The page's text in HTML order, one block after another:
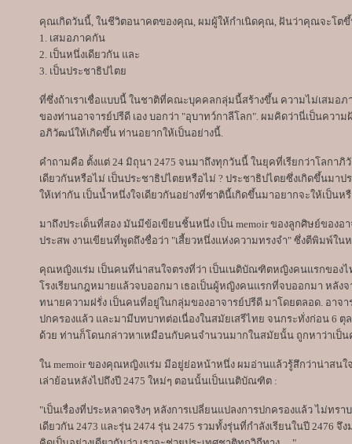
คุณเกิดวันนี้, ในชีวิตอนาคตของคุณ, ผมผู้ให้กำเนิดคุณ, ฝันว่าคุณจะโต
1. เสมอภาคกัน
2. เป็นหนึ่งเดียวกัน และ
3. เป็นประชาธิปไตย
ที่ซึ่งถ้าเราเชื่อแบบนี้ ในชาติที่คณะบุคคลกลุ่มนี้สร้างขึ้น ความไม่เสมอภ
ของท่านอาจารย์ปรีดี เอง บอกว่า "อุบาทว์กาลีโลก". ผมคิดว่านี่เป็นควา
อภิวัฒน์ให้เกิดขึ้น ท่านอยากให้เป็นอย่างนี้.
คำถามคือ ตั้งแต่ 24 มิถุนา 2475 จนมาถึงทุกวันนี้ ในยุคที่เรียกว่าโลกาภิ
เดียวกันหรือไม่ เป็นประชาธิปไตยหรือไม่ ? ประชาธิปไตยซึ่งเกิดขึ้นมา
ให้เท่ากัน เป็นน้ำหนึ่งใจเดียวกันอย่างที่ชาตินี้เกิดขึ้นมาอยากจะให้เป็นหรื
มาถึงประเด็นที่สอง มันมีข้อเขียนชิ้นหนึ่ง เป็น memoir ของลูกศิษย์ขอ
ประสพ งานเขียนที่พูดถึงชื่อว่า "เสี้ยวหนึ่งแห่งความทรงจำ" ซึ่งตีพิมพ์ใน
คุณหญิงแร่ม เป็นคนที่น่าสนใจตรงที่ว่า เป็นเนติบัณฑิตหญิงคนแรกของไ
โรงเรียนกฎหมายแล้วจบออกมา เธอเป็นผู้หญิงคนแรกที่จบออกมา หลัง
ทนายความฝรั่ง เป็นคนที่อยู่ในกลุ่มของอาจารย์ปรีดี มาโดยตลอด. อาจา
ปกครองแล้ว และมามีบทบาทต่อเนื่องในสมัยเสรีไทย จนกระทั่งก่อน 6
ด้วย ท่านก็โดนกล่าวหาเหมือนกับคนจำนวนมากในสมัยนั้น ถูกหาว่าเป็
ใน memoir ของคุณหญิงแร่ม มีอยู่ย่อหน้าหนึ่ง ผมอ่านแล้วรู้สึกว่าน่าสน
เล่าย้อนหลังไปถึงปี 2475 ใหม่ๆ ตอนนั้นเป็นเนติบัณฑิต :
"เป็นเรื่องที่ประหลาดจริงๆ หลังการเปลี่ยนแปลงการปกครองแล้ว ไม่ทร
เดียวกัน 2473 และรุ่น 2474 รุ่น 2475 รวมทั้งรุ่นที่กำลังเรียนในปี 2476